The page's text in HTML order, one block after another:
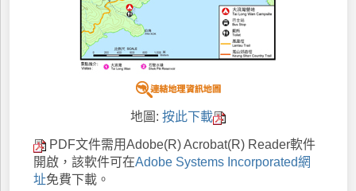
地圖:按此下載
PDF文件需用Adobe(R) Acrobat(R) Reader軟件
開啟，該軟件可在Adobe Systems Incorporated網
址免費下載。